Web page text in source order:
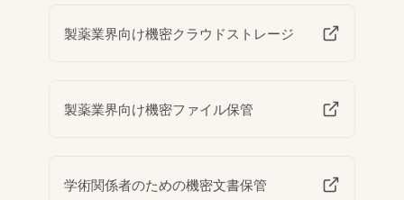
製薬業界向け機密クラウドストレージ
製薬業界向け機密ファイル保管
学術関係者のための機密文書保管